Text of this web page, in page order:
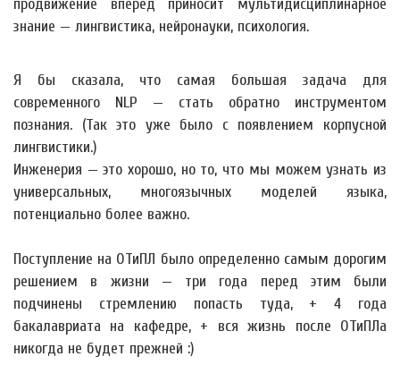
продвижение вперед приносит мультидисциплинарное
знание — лингвистика, нейронауки, психология.
Я бы сказала, что cамая большая задача для
современного NLP — стать обратно инструментом
познания. (Так это уже было с появлением корпусной
лингвистики.)
Инженерия — это хорошо, но то, что мы можем узнать из
универсальных, многоязычных моделей языка,
потенциально более важно.
Поступление на ОТиПЛ было определенно самым дорогим
решением в жизни — три года перед этим были
подчинены стремлению попасть туда, + 4 года
бакалавриата на кафедре, + вся жизнь после ОТиПЛа
никогда не будет прежней :)